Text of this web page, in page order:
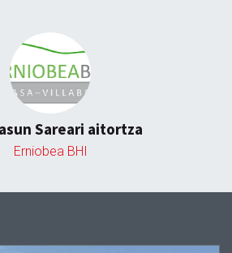
Sareari aitortza
Erniobea BHI